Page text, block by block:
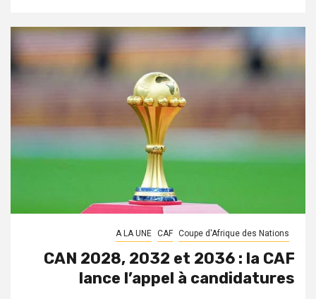
A LA UNE CAF Coupe d'Afrique des Nations
CAN 2028, 2032 et 2036 : la CAF
lance l’appel à candidatures